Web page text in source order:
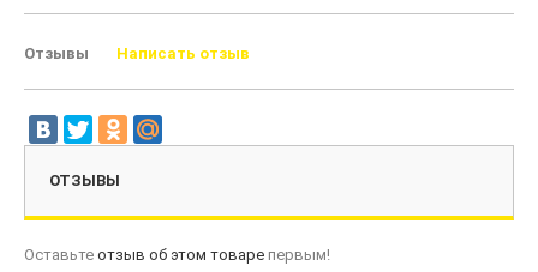
Отзывы Написать отзыв
ОТЗЫВЫ
Оставьте отзыв об этом товаре первым!